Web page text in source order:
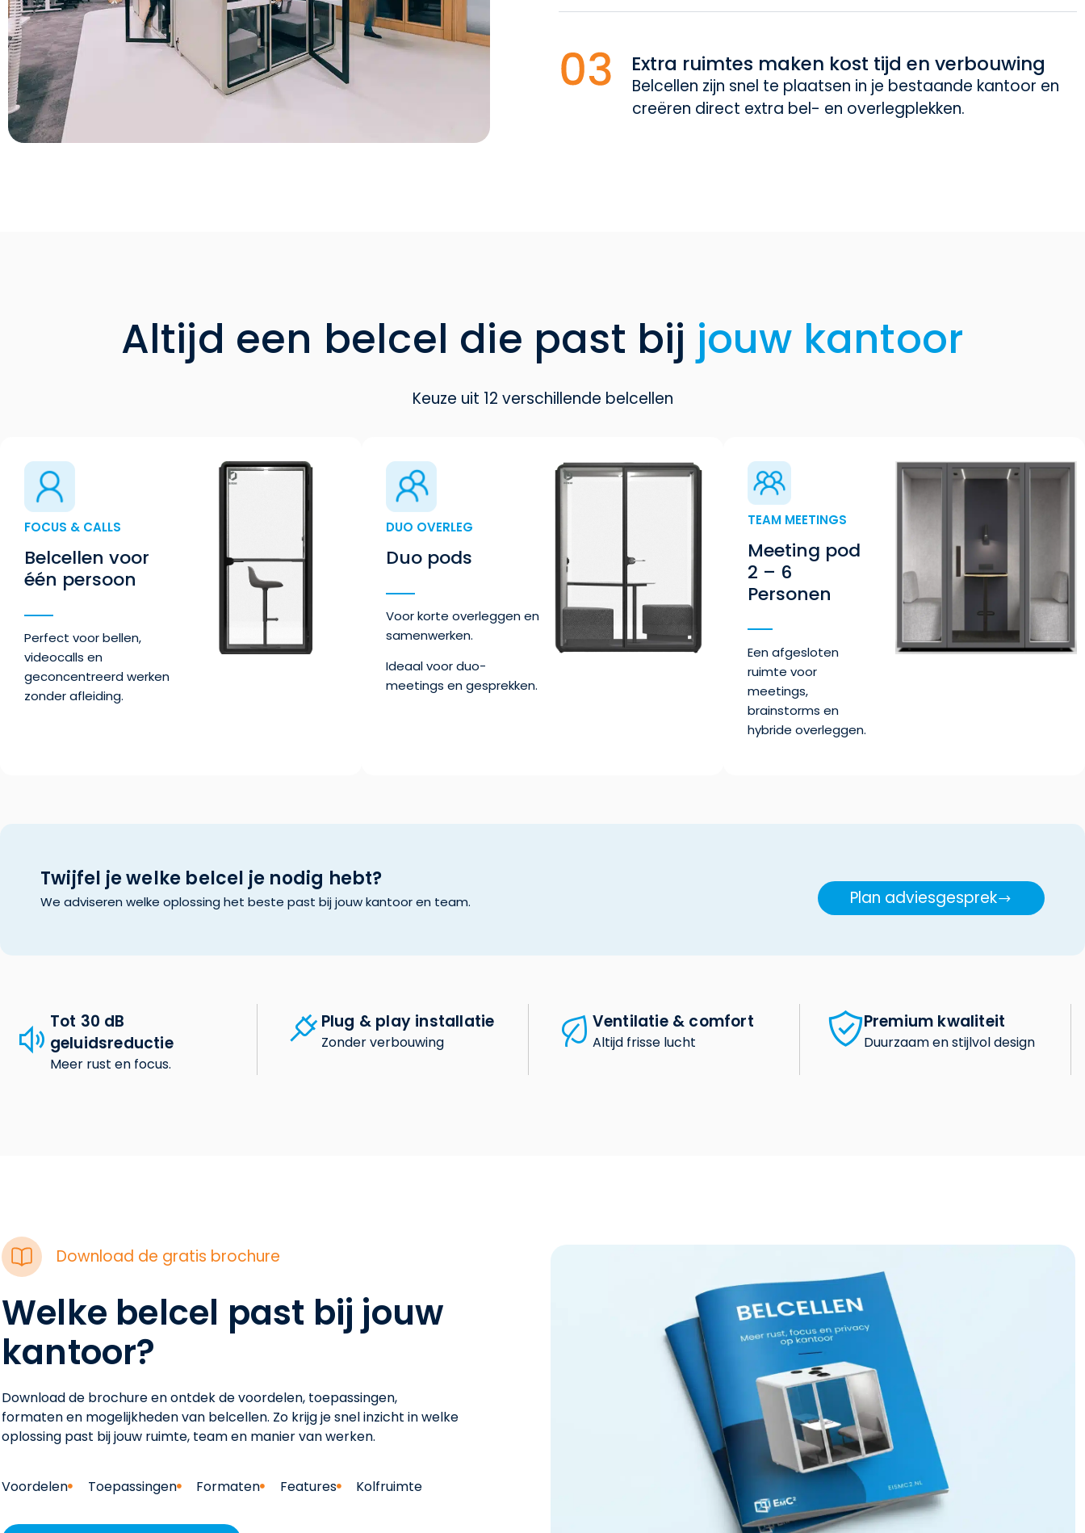
Extra ruimtes maken kost tijd en verbouwing
Belcellen zijn snel te plaatsen in je bestaande kantoor en
creëren direct extra bel- en overlegplekken.
Altijd een belcel die past bij jouw kantoor
Keuze uit 12 verschillende belcellen
FOCUS & CALLS
Belcellen voor
één persoon
Perfect voor bellen,
videocalls en
geconcentreerd werken
zonder afleiding.
DUO OVERLEG
Duo pods
Voor korte overleggen en
samenwerken.
Ideaal voor duo-
meetings en gesprekken.
TEAM MEETINGS
Meeting pod
2 – 6
Personen
Een afgesloten
ruimte voor
meetings,
brainstorms en
hybride overleggen.
Twijfel je welke belcel je nodig hebt?
We adviseren welke oplossing het beste past bij jouw kantoor en team. Plan adviesgesprek
Tot 30 dB
geluidsreductie
Meer rust en focus.
Plug & play installatie
Zonder verbouwing
Ventilatie & comfort
Altijd frisse lucht
Premium kwaliteit
Duurzaam en stijlvol design
Download de gratis brochure
Welke belcel past bij jouw
kantoor?
Download de brochure en ontdek de voordelen, toepassingen,
formaten en mogelijkheden van belcellen. Zo krijg je snel inzicht in welke
oplossing past bij jouw ruimte, team en manier van werken.
Voordelen Toepassingen Formaten Features Kolfruimte